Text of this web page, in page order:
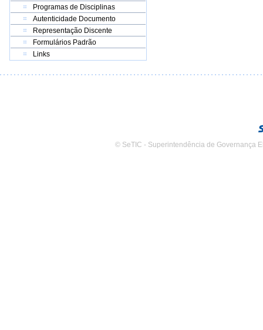
Programas de Disciplinas
Autenticidade Documento
Representação Discente
Formulários Padrão
Links
© SeTIC - Superintendência de Governança